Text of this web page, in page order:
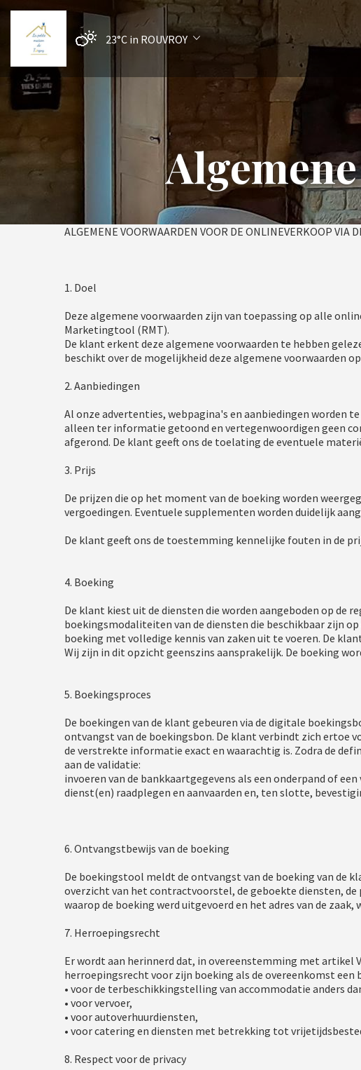
23°C in ROUVROY
ALGEMENE VOORWAARDEN VOOR DE ONLINEVERKOOP VIA
1. Doel
Deze algemene voorwaarden zijn van toepassing op alle
Marketingtool (RMT).
De klant erkent deze algemene voorwaarden te hebben
beschikt over de mogelijkheid deze algemene voorwaarden
2. Aanbiedingen
Al onze advertenties, webpagina's en aanbiedingen worden
alleen ter informatie getoond en vertegenwoordigen geen
afgerond. De klant geeft ons de toelating de eventuele
3. Prijs
De prijzen die op het moment van de boeking worden
vergoedingen. Eventuele supplementen worden duidelijk
De klant geeft ons de toestemming kennelijke fouten in de
4. Boeking
De klant kiest uit de diensten die worden aangeboden op de
boekingsmodaliteiten van de diensten die beschikbaar zijn
boeking met volledige kennis van zaken uit te voeren. De
Wij zijn in dit opzicht geenszins aansprakelijk. De boeking
5. Boekingsproces
De boekingen van de klant gebeuren via de digitale
ontvangst van de boekingsbon. De klant verbindt zich ertoe
de verstrekte informatie exact en waarachtig is. Zodra de
aan de validatie:
invoeren van de bankkaartgegevens als een onderpand of
dienst(en) raadplegen en aanvaarden en, ten slotte,
6. Ontvangstbewijs van de boeking
De boekingstool meldt de ontvangst van de boeking van de
overzicht van het contractvoorstel, de geboekte diensten,
waarop de boeking werd uitgevoerd en het adres van de
7. Herroepingsrecht
Er wordt aan herinnerd dat, in overeenstemming met artikel
herroepingsrecht voor zijn boeking als de overeenkomst
• voor de terbeschikkingstelling van accommodatie anders
• voor vervoer,
• voor autoverhuurdiensten,
• voor catering en diensten met betrekking tot
8. Respect voor de privacy